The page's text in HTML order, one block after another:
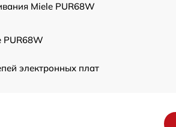
Miele PUR68W
PUR68W
электронных плат